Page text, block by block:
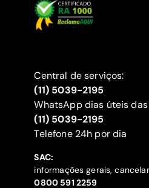
Central de serviços:
(11) 5039-2195
WhatsApp dias úteis
(11) 5039-2195
‍Telefone 24h por dia
SAC:
informações gerais,
‍0800 591 2259